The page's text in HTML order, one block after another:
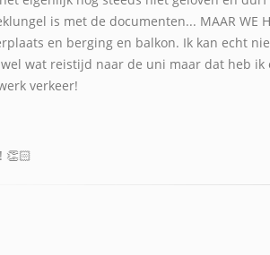
is met de documenten... MAAR WE
en berging en balkon. Ik kan echt
wel wat reistijd naar de uni maar dat heb
verkeer!
👏🏻